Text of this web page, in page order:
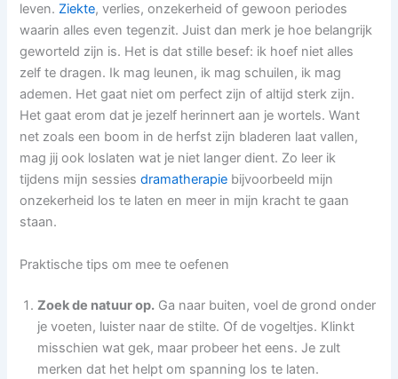
leven. Ziekte, verlies, onzekerheid of gewoon periodes
waarin alles even tegenzit. Juist dan merk je hoe belangrijk
geworteld zijn is. Het is dat stille besef: ik hoef niet alles
zelf te dragen. Ik mag leunen, ik mag schuilen, ik mag
ademen. Het gaat niet om perfect zijn of altijd sterk zijn.
Het gaat erom dat je jezelf herinnert aan je wortels. Want
net zoals een boom in de herfst zijn bladeren laat vallen,
mag jij ook loslaten wat je niet langer dient. Zo leer ik
tijdens mijn sessiesdramatherapie bijvoorbeeld mijn
onzekerheid los te laten en meer in mijn kracht te gaan
staan.
Praktische tips om mee te oefenen
Zoek de natuur op. Ga naar buiten, voel de grond onder
je voeten, luister naar de stilte. Of de vogeltjes. Klinkt
misschien wat gek, maar probeer het eens. Je zult
merken dat het helpt om spanning los te laten.